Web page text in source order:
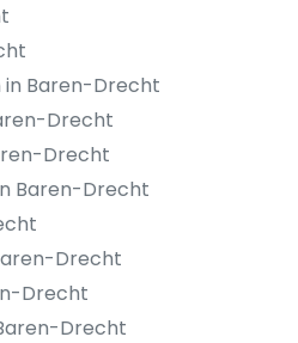
in Baren-Drecht
Drecht
Drecht
Baren-Drecht
Drecht
Drecht
Drecht